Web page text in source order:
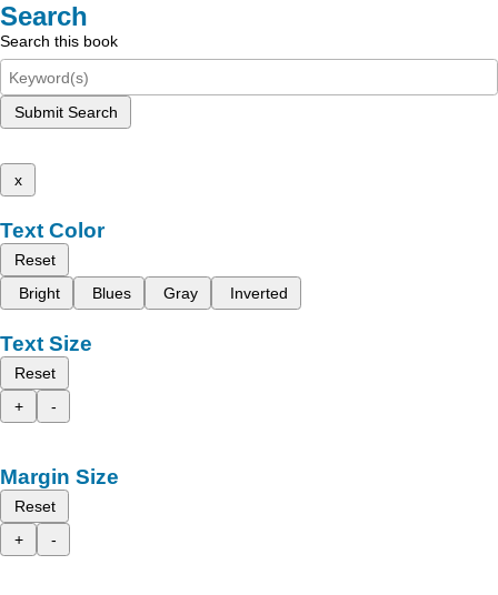
Search
Search this book
Submit Search
x
Text Color
Reset
Bright
Blues Gray Inverted
Text Size
Reset
+
-
Margin Size
Reset
+
-